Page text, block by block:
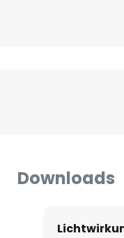
Downloads